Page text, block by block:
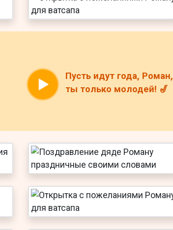
Пусть идут года, Роман,
ты только молодей! 🎷